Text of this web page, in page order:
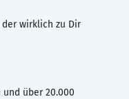
der wirklich zu Dir
über 20.000